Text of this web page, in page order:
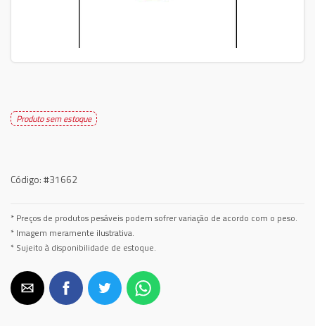
Produto sem estoque
Código:#31662
* Preços de produtos pesáveis podem sofrer variação de acordo com o peso.
* Imagem meramente ilustrativa.
* Sujeito à disponibilidade de estoque.